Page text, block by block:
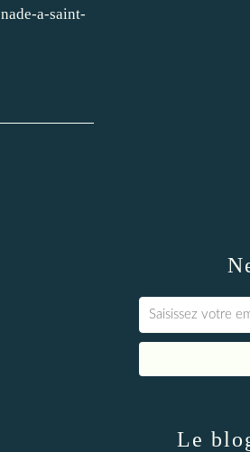
a-saint-
Le